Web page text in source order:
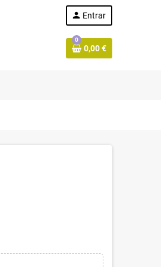
person Entrar
0
0,00 €